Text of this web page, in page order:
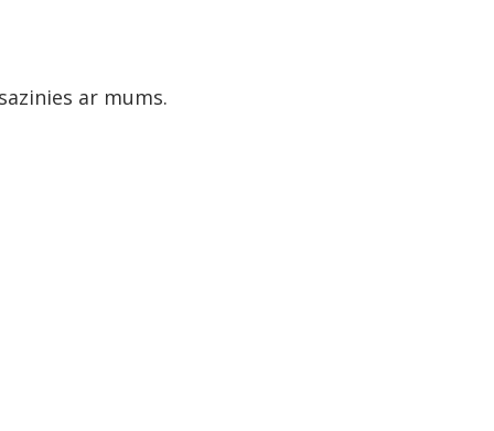
ar mums.